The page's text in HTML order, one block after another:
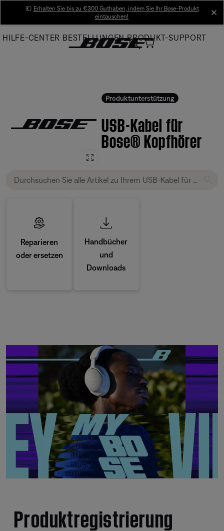
Main
💶 Erhalten Sie bis zu €300 Guthaben, indem Sie Ihr Bose-Produkt
eintauschen!
HILFE-CENTER BESTELLUNGEN PRODUKT-SUPPORT
Produktunterstützung
USB-Kabel für
Bose® Kopfhörer
Reparieren
oder ersetzen
Handbücher
und
Downloads
Produktregistrierung